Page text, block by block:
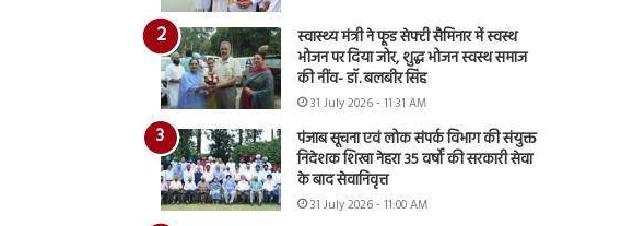
स्वास्थ्य मंत्री ने फूड सेफ्टी सैमिनार में स्वस्थ
भोजन पर दिया जोर, शुद्ध भोजन स्वस्थ समाज
की नींव- डॉ. बलबीर सिंह
31 July 2026 - 11:31 AM
पंजाब सूचना एवं लोक संपर्क विभाग की संयुक्त
निदेशक शिखा नेहरा 35 वर्षों की सरकारी सेवा
के बाद सेवानिवृत्त
31 July 2026 - 11:00 AM